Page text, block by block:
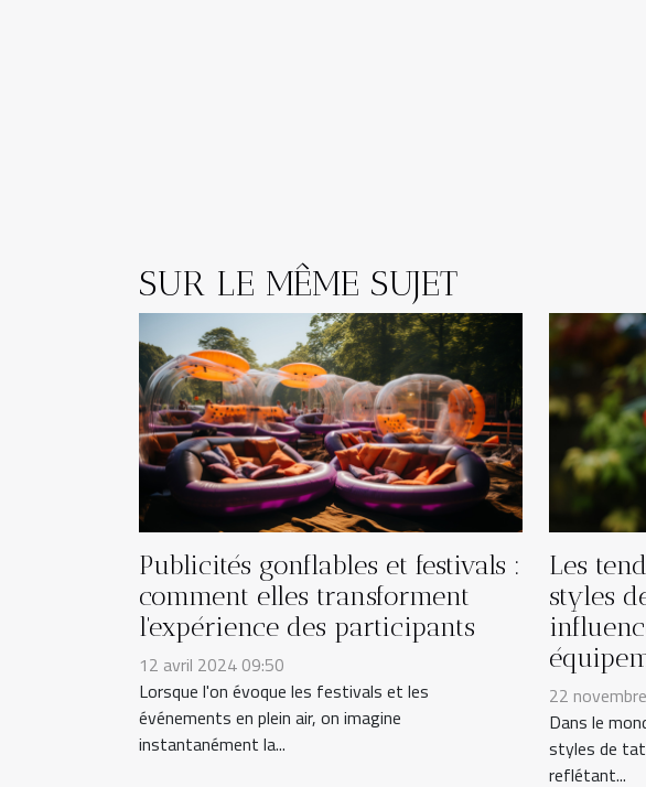
SUR LE MÊME SUJET
Publicités gonflables et festivals :
comment elles transforment
l'expérience des participants
12 avril 2024 09:50
Lorsque l'on évoque les festivals et les
événements en plein air, on imagine
instantanément la...
Les
styles
22
Dans le
styles de
reflétant...